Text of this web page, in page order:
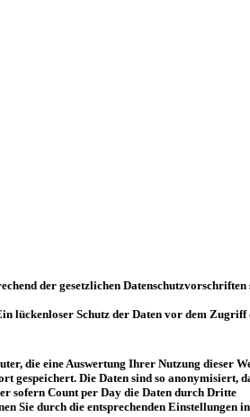
der gesetzlichen
lückenloser Schutz der Daten vor dem
die eine Auswertung Ihrer Nutzung dieser
Die Daten sind so anonymisiert,
sofern Count per Day die Daten durch Dritte
Sie durch die entsprechenden Einstellungen